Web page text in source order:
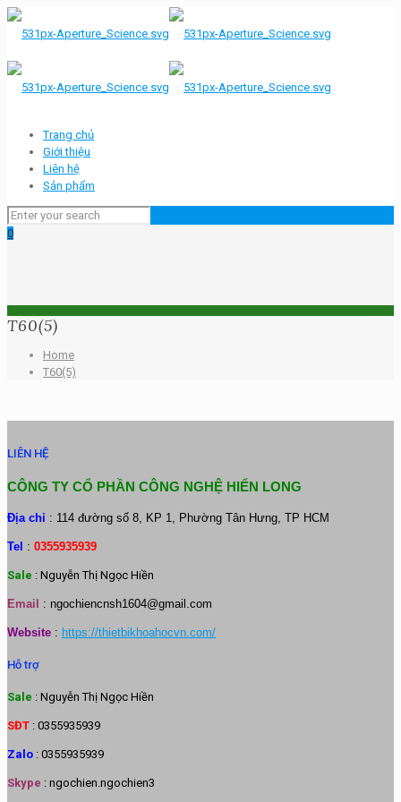
Trang chủ
Giới thiệu
Liên hệ
Sản phẩm
0
T60(5)
Home
T60(5)
LIÊN HỆ
CÔNG TY CỔ PHẦN CÔNG NGHỆ HIỂN LONG
Địa chỉ : 114 đường số 8, KP 1, Phường Tân Hưng, TP HCM
Tel : 0355935939
Sale : Nguyễn Thị Ngọc Hiền
Email : ngochiencnsh1604@gmail.com
Website : https://thietbikhoahocvn.com/
Hỗ trợ
Sale : Nguyễn Thị Ngọc Hiền
SĐT : 0355935939
Zalo : 0355935939
Skype : ngochien.ngochien3